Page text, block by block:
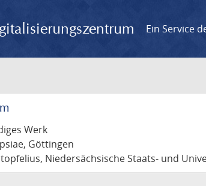
Ein Service
Werk
Göttingen
Niedersächsische Staats- und